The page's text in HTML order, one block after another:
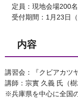
定員：現地会場200
受付期間：1月23日（
内容
講習会：『クビアカツ
講師：宗實 久義 氏（樹
※兵庫県を中心に全国